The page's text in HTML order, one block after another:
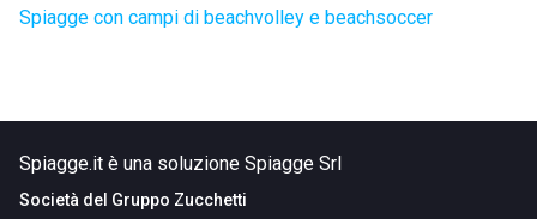
Spiagge con campi di beachvolley e beachsoccer
Spiagge.it è una soluzione Spiagge Srl
Società del Gruppo Zucchetti